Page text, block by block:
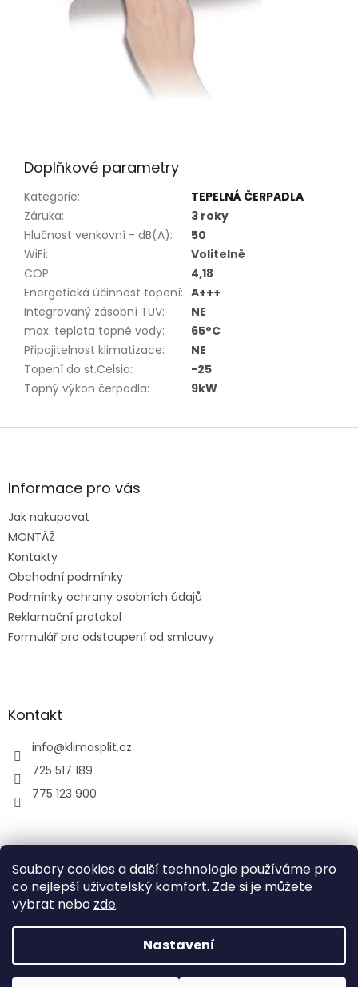
Soubory cookies a další technologie používáme pro
co nejlepší uživatelský komfort. Zde si je můžete
vybrat nebo zde.
Nastavení
Doplňkové parametry
Kategorie:
TEPELNÁ ČERPADLA
Záruka:
3 roky
Hlučnost venkovní - dB(A):
50
WiFi:
Volitelně
COP:
4,18
Energetická účinnost topení: A+++
Integrovaný zásobní TUV:
NE
max. teplota topné vody:
65°C
Připojitelnost klimatizace:
NE
Topení do st.Celsia:
-25
Topný výkon čerpadla: 9kW
Z
aInformace pro vás
Jak nakupovat
MONTÁŽ
Kontakty
Obchodní podmínky
Podmínky ochrany osobních údajů
Reklamační protokol
Formulář pro odstoupení od smlouvy
Kontakt
info@klimasplit.cz
725 517 189
775 123 900
air-cool
Vytvořil Shoptet
Copyright 2026Klimatizace do bytu a firem. Všechna